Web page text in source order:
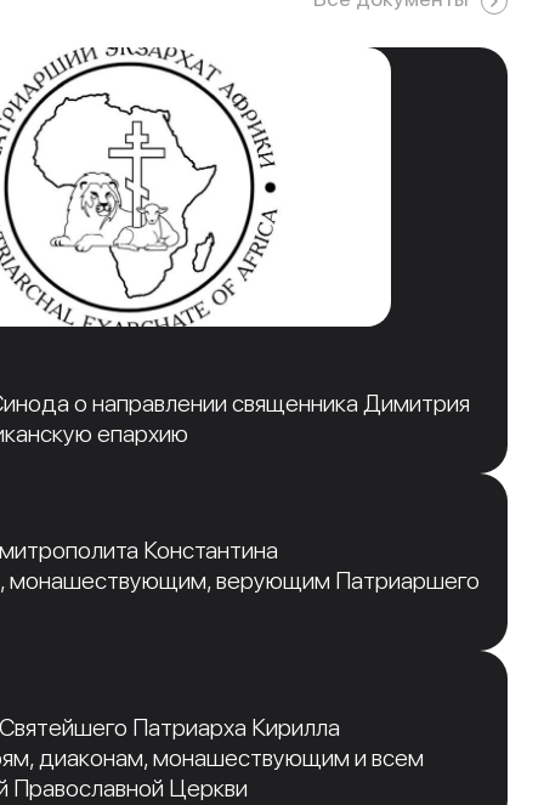
о направлении священника Димитрия
епархию
Константина
монашествующим, верующим Патриаршего
Патриарха Кирилла
диаконам, монашествующим и всем
Православной Церкви